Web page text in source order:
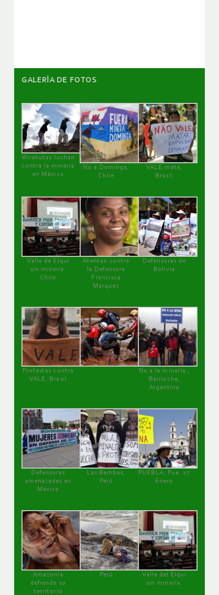
GALERÌA DE FOTOS
Wirakutas luchan
contra la minería
en México
No a Dominga,
Chile
VALE mata,
Brasil
Valle de Elqui
sin minería.
Chile
Atentan contra
la Defensora
Francisca
Márquez
Defensoras de
Bolivia
Protestas contra
VALE, Brasil
No a la minería ,
Bariloche,
Argentina
Defensoras
amenazadas en
México
Las Bambas,
Perú
PUEBLA, Pue, 27
Enero
Amazonía
defiende su
territorio
Perú
Valle del Elqui
sin minería.